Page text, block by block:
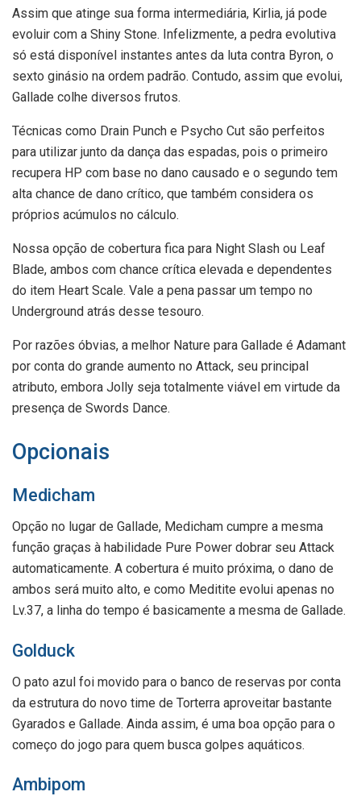
Assim que atinge sua forma intermediária, Kirlia, já pode
evoluir com a Shiny Stone. Infelizmente, a pedra evolutiva
só está disponível instantes antes da luta contra Byron, o
sexto ginásio na ordem padrão. Contudo, assim que evolui,
Gallade colhe diversos frutos.
Técnicas como Drain Punch e Psycho Cut são perfeitos
para utilizar junto da dança das espadas, pois o primeiro
recupera HP com base no dano causado e o segundo tem
alta chance de dano crítico, que também considera os
próprios acúmulos no cálculo.
Nossa opção de cobertura fica para Night Slash ou Leaf
Blade, ambos com chance crítica elevada e dependentes
do item Heart Scale. Vale a pena passar um tempo no
Underground atrás desse tesouro.
Por razões óbvias, a melhor Nature para Gallade é Adamant
por conta do grande aumento no Attack, seu principal
atributo, embora Jolly seja totalmente viável em virtude da
presença de Swords Dance.
Opcionais
Medicham
Opção no lugar de Gallade, Medicham cumpre a mesma
função graças à habilidade Pure Power dobrar seu Attack
automaticamente. A cobertura é muito próxima, o dano de
ambos será muito alto, e como Meditite evolui apenas no
Lv.37, a linha do tempo é basicamente a mesma de Gallade.
Golduck
O pato azul foi movido para o banco de reservas por conta
da estrutura do novo time de Torterra aproveitar bastante
Gyarados e Gallade. Ainda assim, é uma boa opção para o
começo do jogo para quem busca golpes aquáticos.
Ambipom